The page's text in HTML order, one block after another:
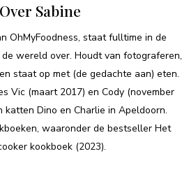
Over Sabine
OhMyFoodness, staat fulltime in de
wereld over. Houdt van fotograferen,
staat op met (de gedachte aan) eten.
Vic (maart 2017) en Cody (november
katten Dino en Charlie in Apeldoorn.
waaronder de bestseller Het
kookboek (2023).